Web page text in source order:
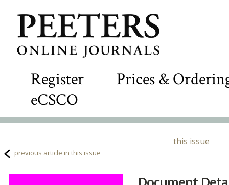
Register
Prices &
eCSCO
this issue
previous article in this issue